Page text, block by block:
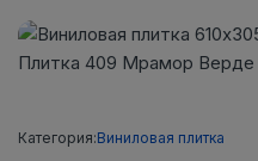
Категория:Виниловая плитка